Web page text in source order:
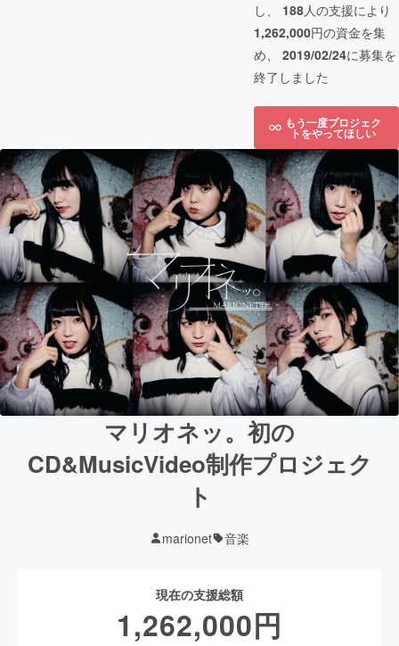
し、 188人の支援により
1,262,000円の資金を集
め、 2019/02/24に募集を
終了しました
もう一度プロジェク
トをやってほしい
マリオネッ。初の
CD&MusicVideo制作プロジェク
ト
marionet 音楽
現在の支援総額
1,262,000円